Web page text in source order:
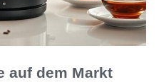
auf dem Markt